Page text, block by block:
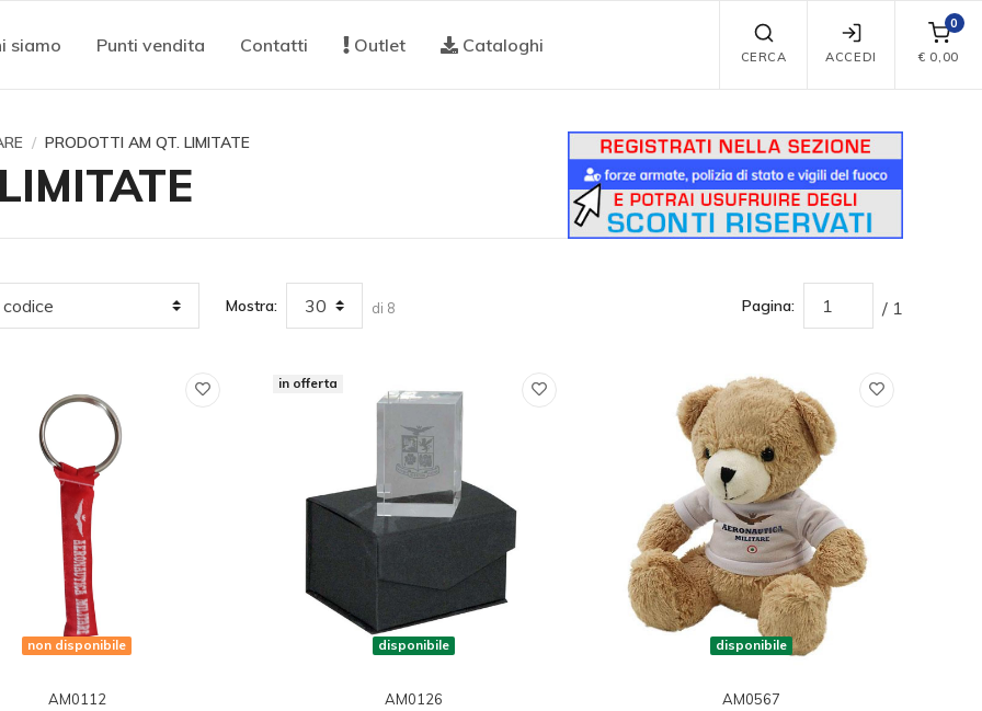
siamo Punti vendita Contatti Outlet Cataloghi
CERCA ACCEDI
0
€ 0,00
PRODOTTI AM QT. LIMITATE
Mostra: di 8 Pagina: / 1
non disponibile
AM0112
in offerta
disponibile
AM0126
disponibile
AM0567